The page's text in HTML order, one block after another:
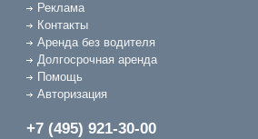
Реклама
Контакты
Аренда без водителя
Долгосрочная аренда
Помощь
Авторизация
+7 (495) 921-30-00